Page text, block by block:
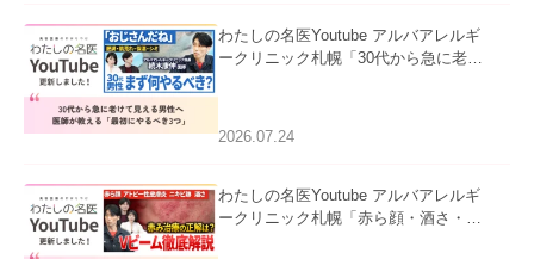
わたしの名医Youtube アルバアレルギ
ークリニック札幌「30代から急に老け
た。
2026.07.24
わたしの名医Youtube アルバアレルギ
ークリニック札幌「赤ら顔・酒さ・ニ